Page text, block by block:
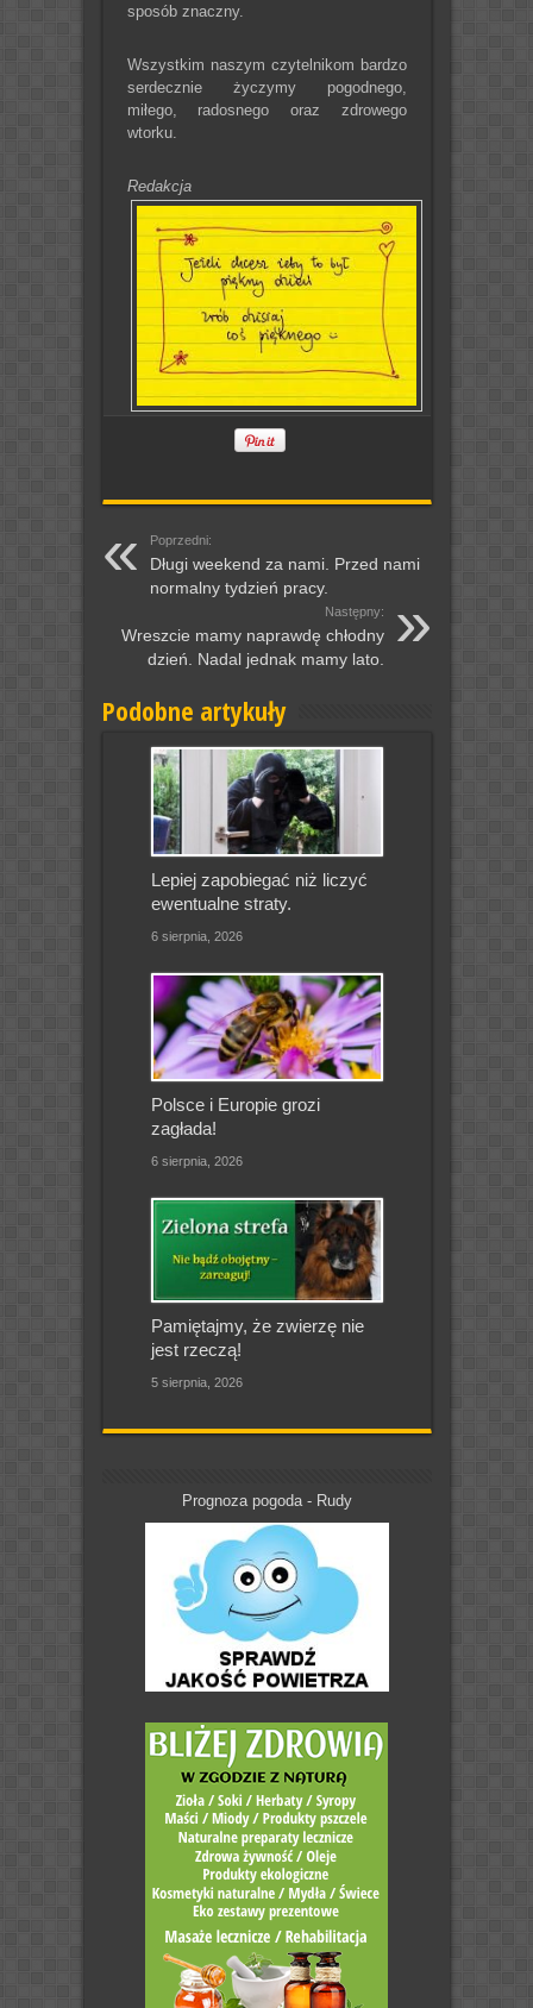
sposób znaczny.
Wszystkim naszym czytelnikom bardzo
serdecznie życzymy pogodnego,
miłego, radosnego oraz zdrowego
wtorku.
Redakcja
Poprzedni:
Długi weekend za nami. Przed nami
normalny tydzień pracy.
Następny:
Wreszcie mamy naprawdę chłodny
dzień. Nadal jednak mamy lato.
Podobne artykuły
Lepiej zapobiegać niż liczyć
ewentualne straty.
6 sierpnia, 2026
Polsce i Europie grozi
zagłada!
6 sierpnia, 2026
Pamiętajmy, że zwierzę nie
jest rzeczą!
5 sierpnia, 2026
Prognoza pogoda - Rudy